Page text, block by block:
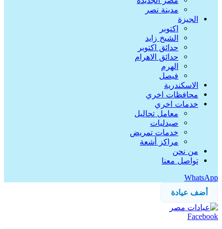
مدينة نصر
الجيزة
اكتوبر
الشيخ زايد
حدائق اكتوبر
حدائق الاهرام
الهرم
فيصل
الاسكندرية
محافظات اخري
خدمات اخري
معامل تحاليل
صيدليات
خدمات تمريض
مراكز أشعة
من نحن
تواصل معنا
WhatsApp
أضف عيادة
Facebook